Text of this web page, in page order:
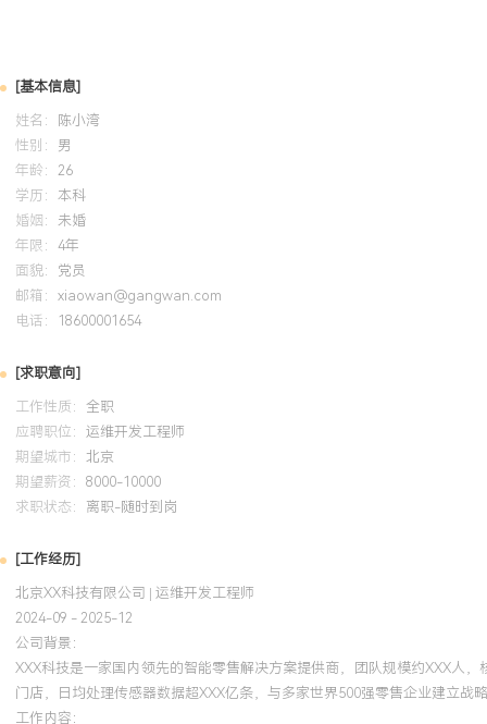
域驱动设计（DDD）重构，设计并实现支持数据隔离、资源隔离与
4.构建全球化部署与流量调度体系：设计并实现基于地理位置与网络
与边缘计算网络，将全球用户的平均访问延迟降低XXX%；建立跨区
略，满足欧盟GDPR等数据合规要求。
5.建立SaaS化可观测性、计量计费与运营体系：构建端到端的可观
端设备到后端服务的全链路追踪与租户级成本分析；设计并开发了
的精细化计量计费系统，为商业化运营提供核心支撑。
项目业绩：
成功支撑了来自XX个国家和地区的超过XXX家付费客户。
3.多租户架构使单服务器集群可支撑的客户数量提升XXX倍，资源利
复杂度显著降低。
4.全球化部署使亚洲以外区域的用户访问延迟降低XXX%，客户满意
5.项目直接推动公司估值提升至X亿美元，并顺利完成C轮
X.X亿美元融资，被多家行业媒体评为年度最佳产业数字化升级案例
教育背景
2020-09 -2024-07 华南理工大学
[基本信息]
姓名：
陈小湾
性别： 男
年龄： 26
学历： 本科
婚姻： 未婚
年限： 4年
面貌： 党员
邮箱： xiaowan@gangwan.com
电话：
18600001654
[求职意向]
工作性质： 全职
应聘职位： 运维开发工程师
期望城市： 北京
期望薪资： 8000-10000
求职状态： 离职-随时到岗
[工作经历]
北京XX科技有限公司 | 运维开发工程师
2024-09 - 2025-12
公司背景：
XXX科技是一家国内领先的智能零售解决方案提供商，团队规模约XXX人
门店，日均处理传感器数据超XXX亿条，与多家世界500强零售企业建立战
工作内容：